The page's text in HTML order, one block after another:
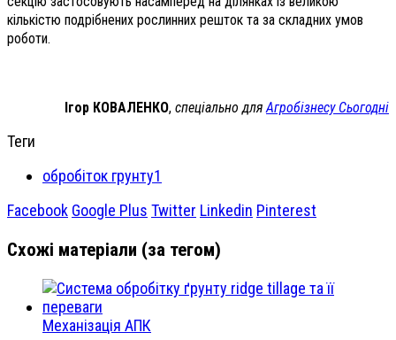
кількістю подрібнених рослинних решток та за складних умов
роботи.
Ігор КОВАЛЕНКО, спеціально дляАгробізнесу Сьогодні
Теги
обробіток грунту1
Facebook Google Plus Twitter Linkedin Pinterest
Схожі матеріали (за тегом)
Механізація АПК